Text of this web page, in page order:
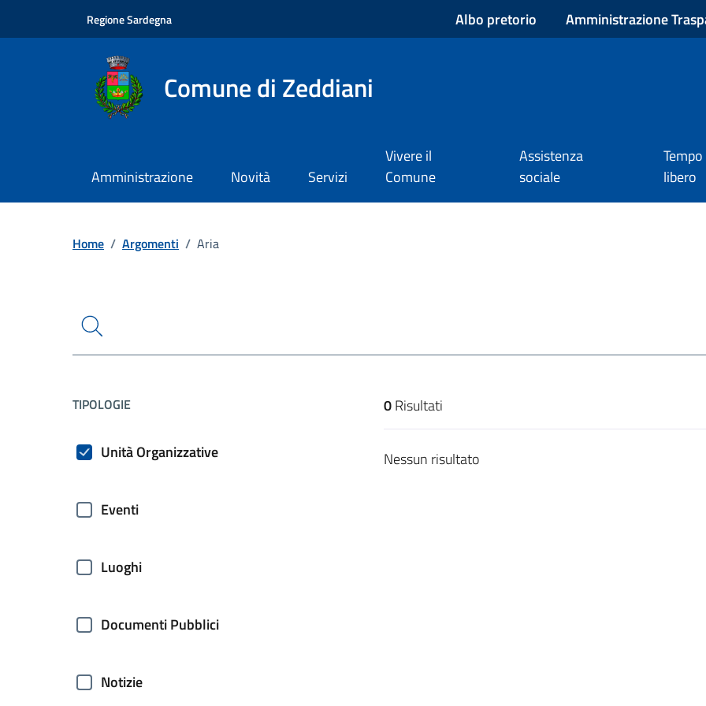
Regione Sardegna Albo pretorio Amministrazione
Comune di Zeddiani
Amministrazione Novità Servizi
Vivere il
Comune
Assistenza
sociale
Tempo
libero
Ricerca
Home / Argomenti / Aria
filtri da applicare
TIPOLOGIE
Unità Organizzative
Eventi
Luoghi
Documenti Pubblici
Notizie
risultati di ricerca
0Risultati
Nessun risultato